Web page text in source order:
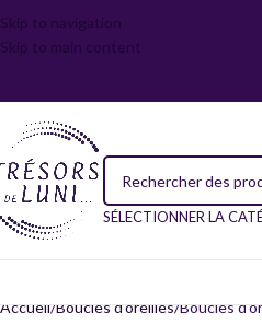
Skip to navigation
Skip to main content
Accueil Boucles d’oreilles Boucles